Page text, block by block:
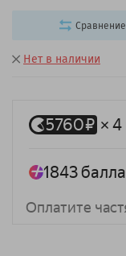
Нет в наличии
Сравнение